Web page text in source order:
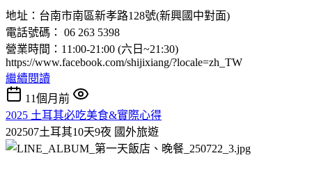
地址：台南市南區新孝路128號(新興國中對面)
電話號碼： 06 263 5398
營業時間：11:00-21:00 (六日~21:30)
https://www.facebook.com/shijixiang/?locale=zh_TW
繼續閱讀
11個月前
2025 土耳其必吃美食&實際心得
202507土耳其10天9夜 國外旅遊